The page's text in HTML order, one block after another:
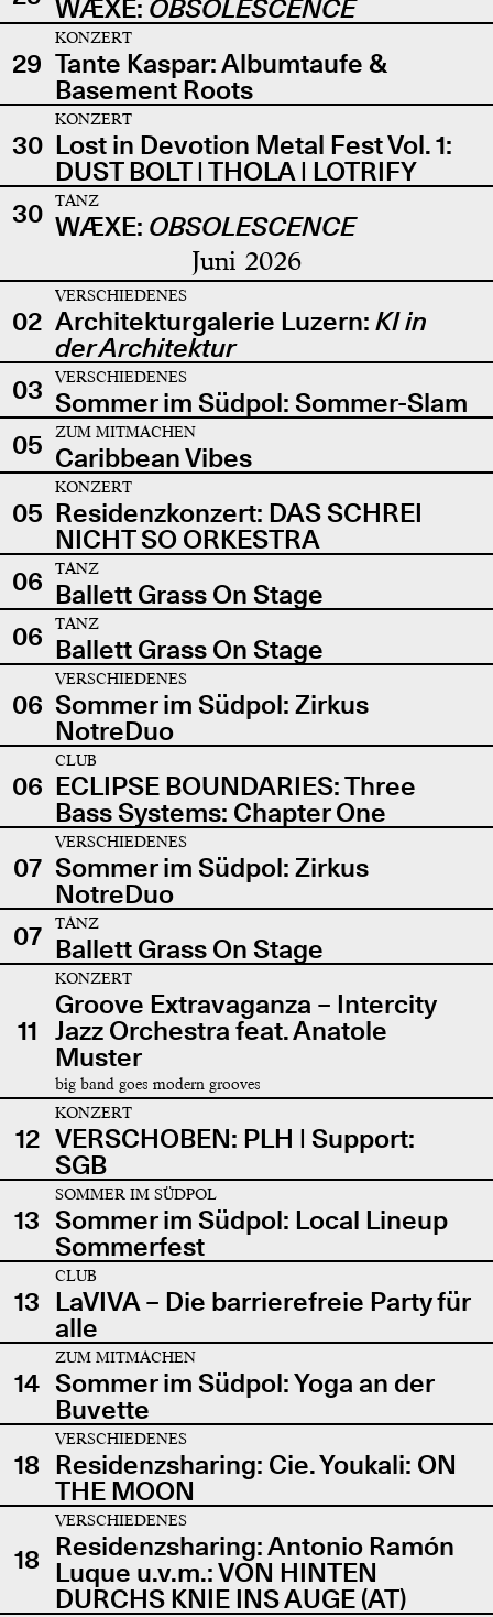
WÆXE: OBSOLESCENCE
29
KONZERT
Tante Kaspar: Albumtaufe &
Basement Roots
30
KONZERT
Lost in Devotion Metal Fest Vol. 1:
DUST BOLT | THOLA | LOTRIFY
30
TANZ
WÆXE: OBSOLESCENCE
Juni 2026
02
VERSCHIEDENES
Architekturgalerie Luzern: KI in
der Architektur
03
VERSCHIEDENES
Sommer im Südpol: Sommer-Slam
05
ZUM MITMACHEN
Caribbean Vibes
05
KONZERT
Residenzkonzert: DAS SCHREI
NICHT SO ORKESTRA
06
TANZ
Ballett Grass On Stage
06
TANZ
Ballett Grass On Stage
06
VERSCHIEDENES
Sommer im Südpol: Zirkus
NotreDuo
06
CLUB
ECLIPSE BOUNDARIES: Three
Bass Systems: Chapter One
07
VERSCHIEDENES
Sommer im Südpol: Zirkus
NotreDuo
07
TANZ
Ballett Grass On Stage
11
KONZERT
Groove Extravaganza – Intercity
Jazz Orchestra feat. Anatole
Muster
big band goes modern grooves
12
KONZERT
VERSCHOBEN: PLH | Support:
SGB
13
SOMMER IM SÜDPOL
Sommer im Südpol: Local Lineup
Sommerfest
13
CLUB
LaVIVA – Die barrierefreie Party für
alle
14
ZUM MITMACHEN
Sommer im Südpol: Yoga an der
Buvette
18
VERSCHIEDENES
Residenzsharing: Cie. Youkali: ON
THE MOON
18
VERSCHIEDENES
Residenzsharing: Antonio Ramón
Luque u.v.m.: VON HINTEN
DURCHS KNIE INS AUGE (AT)